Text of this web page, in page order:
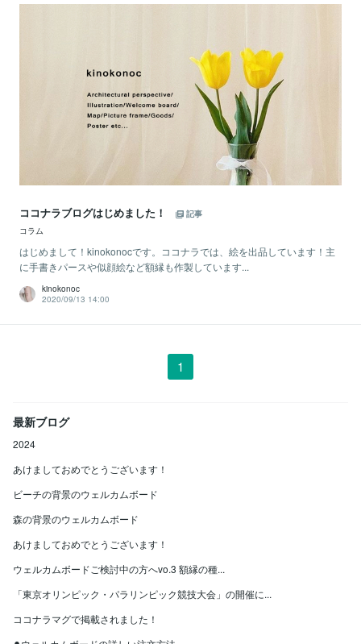
ココナラブログはじめました！
記事
コラム
はじめまして！kinokonocです。ココナラでは、絵を出品しています！主
に手書きパースや似顔絵など額縁も作製しています...
kinokonoc
2020/09/13 14:00
1
最新ブログ
2024
あけましておめでとうございます！
ビーチの背景のウェルカムボード
森の背景のウェルカムボード
あけましておめでとうございます！
ウェルカムボードご検討中の方へvo.3 額縁の種...
「東京オリンピック・パラリンピック競技大会」の開催に...
ココナラマグで掲載されました！